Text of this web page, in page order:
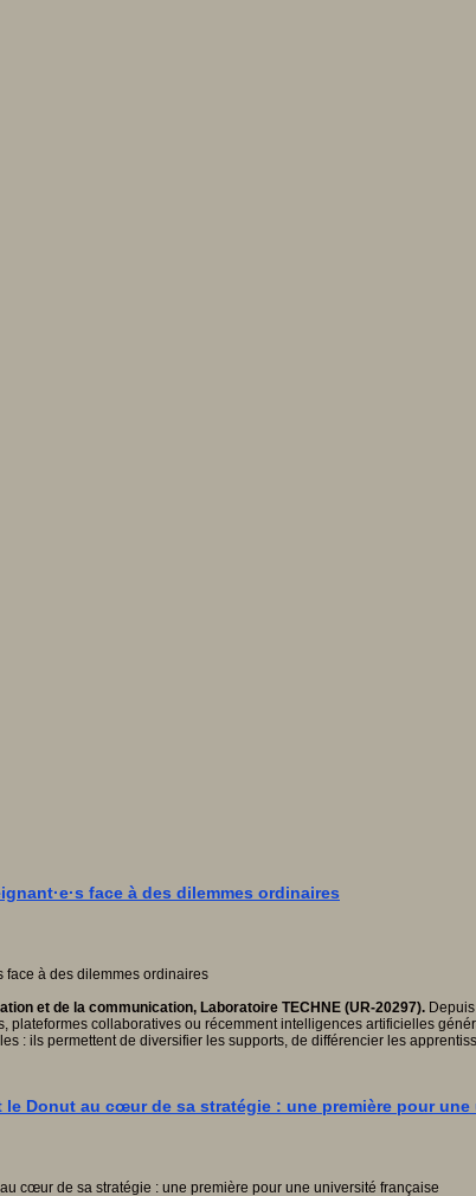
face à des dilemmes ordinaires
et de la communication, Laboratoire TECHNE (UR-20297).
collaboratives ou récemment intelligences artificielles
: ils permettent de diversifier les supports, de différencier les
le Donut au cœur de sa stratégie : une première pour